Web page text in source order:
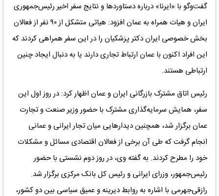
گفت‌‌‌وگو با «ایرنا» درباره دستاوردها و نتایج سفر اخیر رئیس‌جمهوری
ایران و هیات همراه به عمان افزود: هیاتی متشکل از ۹۰ نفر از فعالان
بخش خصوصی ایران دکتر پزشکیان را در این سفر همراهی کردند که
این افراد اکنون با عمان ارتباط تجاری دارند یا به دنبال ایجاد چنین
ارتباطی هستند.
رئیس اتاق مشترک بازرگانی ایران و عمان اظهار کرد: در روز اول این
سفر، همایش سرمایه‌گذاری مشترک با حضور وزیر صنعت و تجارت
عمان برگزار شد، همچنین دیدارهایی میان تجار ایرانی و عمانی
انجام گرفت که طی آن برخی از فعالان اقتصادی مسائل و مشکلات
خود را مطرح کردند. به گفته وی، در روز دوم نشستی با حضور
رئیس‌‌‌جمهور، وزرای ایرانی و رئیس کل بانک مرکزی برگزار شد.
رازقی‌جهرمی با اشاره به روابط دیرینه و عمیق سیاسی بین دو کشور،